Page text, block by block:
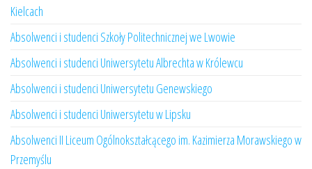
Kielcach
Absolwenci i studenci Szkoły Politechnicznej we Lwowie
Absolwenci i studenci Uniwersytetu Albrechta w Królewcu
Absolwenci i studenci Uniwersytetu Genewskiego
Absolwenci i studenci Uniwersytetu w Lipsku
Absolwenci II Liceum Ogólnokształcącego im. Kazimierza Morawskiego w
Przemyślu